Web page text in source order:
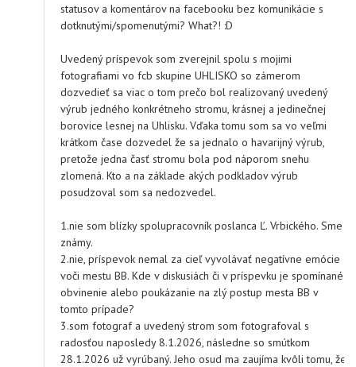
statusov a komentárov na facebooku bez komunikácie s
dotknutými/spomenutými? What?! :D
Uvedený príspevok som zverejnil spolu s mojimi
fotografiami vo fcb skupine UHLISKO so zámerom
dozvedieť sa viac o tom prečo bol realizovaný uvedený
výrub jedného konkrétneho stromu, krásnej a jedinečnej
borovice lesnej na Uhlisku. Vďaka tomu som sa vo veľmi
krátkom čase dozvedel že sa jednalo o havarijný výrub,
pretože jedna časť stromu bola pod náporom snehu
zlomená. Kto a na základe akých podkladov výrub
posudzoval som sa nedozvedel.
1.nie som blízky spolupracovník poslanca Ľ. Vrbického. Sme
známy.
2.nie, príspevok nemal za cieľ vyvolávať negatívne emócie
voči mestu BB. Kde v diskusiách či v príspevku je spomínané
obvinenie alebo poukázanie na zlý postup mesta BB v
tomto prípade?
3.som fotograf a uvedený strom som fotografoval s
radosťou naposledy 8.1.2026, následne so smútkom
28.1.2026 už vyrúbaný. Jeho osud ma zaujíma kvôli tomu, že